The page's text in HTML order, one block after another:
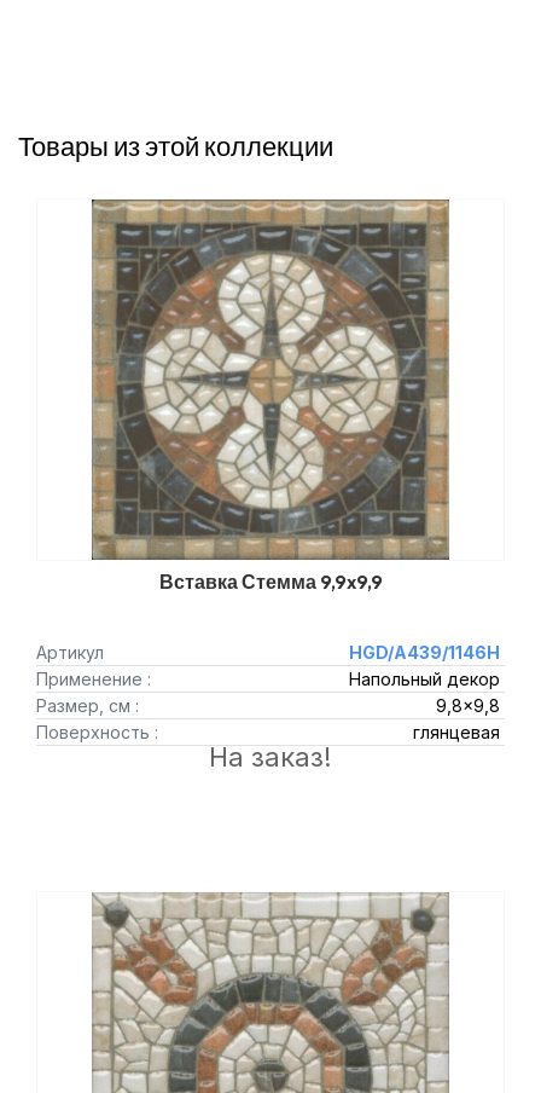
Товары из этой коллекции
Вставка Стемма 9,9x9,9
Артикул
HGD/A439/1146H
Применение :
Напольный декор
Размер, см :
9,8x9,8
Поверхность :
глянцевая
На заказ!